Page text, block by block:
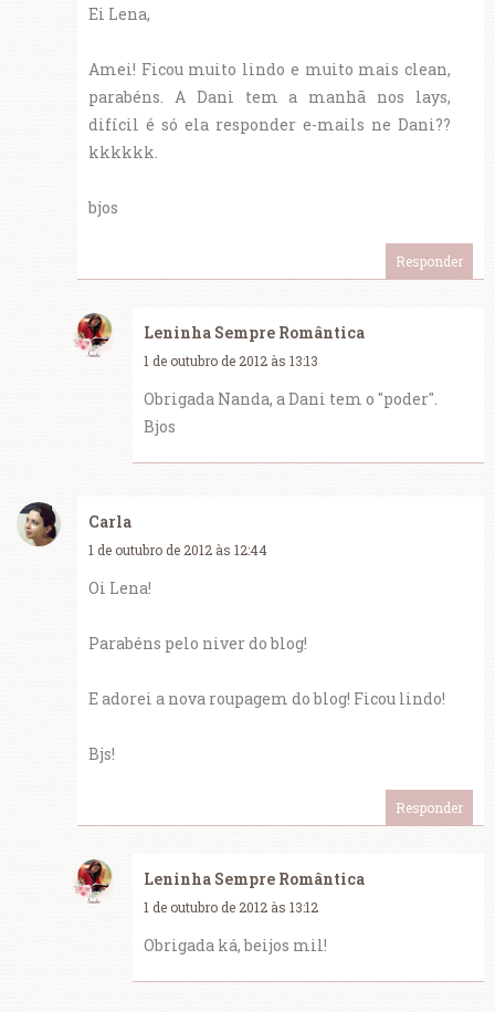
Ei Lena,
Amei! Ficou muito lindo e muito mais clean,
parabéns. A Dani tem a manhã nos lays,
difícil é só ela responder e-mails ne Dani??
kkkkkk.
bjos
Responder
Leninha Sempre Romântica
1 de outubro de 2012 às 13:13
Obrigada Nanda, a Dani tem o "poder".
Bjos
Carla
1 de outubro de 2012 às 12:44
Oi Lena!
Parabéns pelo niver do blog!
E adorei a nova roupagem do blog! Ficou lindo!
Bjs!
Responder
Leninha Sempre Romântica
1 de outubro de 2012 às 13:12
Obrigada ká, beijos mil!